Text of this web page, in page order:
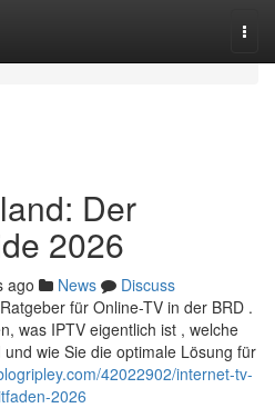
Der
2026
ago News
Discuss
für Online-TV in der BRD .
was IPTV eigentlich ist , welche
wie Sie die optimale Lösung für
42022902/internet-tv-
2026